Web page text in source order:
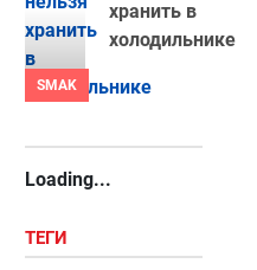
SMAK
хранить в
холодильнике
Loading...
ТЕГИ